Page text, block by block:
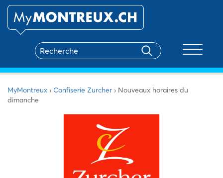
MyMontreux › Confiserie Zurcher › Nouveaux horaires du
dimanche